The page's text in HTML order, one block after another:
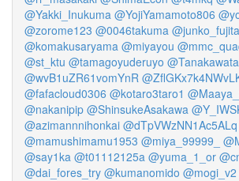
@Yakki_Inukuma @YojiYamamoto806
@zorome123 @0046takuma @junko_fujita
@komakusaryama @miyayou
@st_ktu @tamagoyuderuyo
@wvB1uZR61vomYnR
@fafacloud0306 @kotaro3taro1
@nakanipip @ShinsukeAsakawa
@azimannnihonkai @dTpVWzNN1Ac5ALq
@mamushimamu1953 @miya_99999_
@say1ka @t01112125a @yuma_1_or
@dai_fores_try @kumanomido @mogi_v2